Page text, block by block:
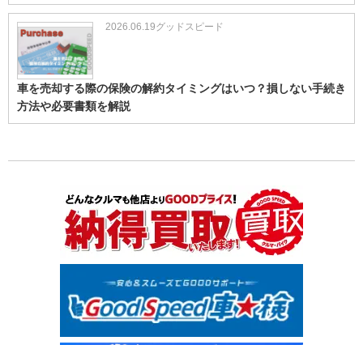
2026.06.19グッドスピード
車を売却する際の保険の解約タイミングはいつ？損しない手続き
方法や必要書類を解説